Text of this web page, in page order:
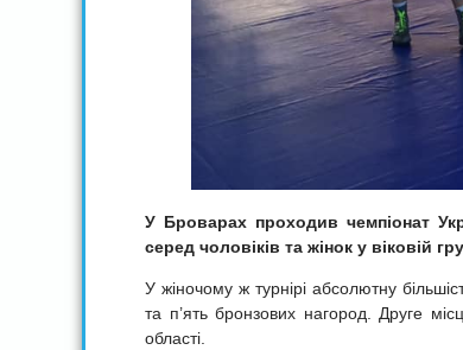
У Броварах проходивчемпіонат
серед чоловіків та жінок у віковій
У жіночому ж турнірі абсолютну
та п’ять бронзових нагород. Друге
області.